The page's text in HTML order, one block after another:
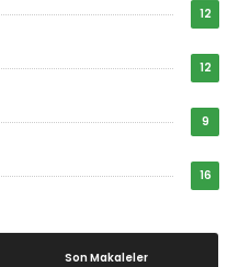
12
12
9
16
Son Makaleler